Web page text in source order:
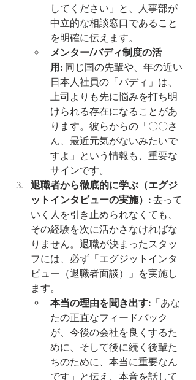
してください」と、人事部が
中立的な相談窓口であること
を明確に伝えます。
メンター/バディ制度の活
用: 同じ国の先輩や、年の近い
日本人社員の「バディ」は、
上司よりも先に悩みを打ち明
けられる存在になることがあ
ります。彼らからの「〇〇さ
ん、最近元気がないみたいで
すよ」という情報も、重要な
サインです。
退職者から徹底的に学ぶ（エグジ
ットインタビューの実施）: 去って
いく人を引き止められなくても、
その経験を次に活かさなければな
りません。退職が決まったスタッ
フには、必ず「エグジットインタ
ビュー（退職者面談）」を実施し
ます。
本当の理由を聞き出す: 「あな
たの正直なフィードバック
が、今後の会社を良くするた
めに、そして後に続く後輩た
ちのために、本当に重要なん
です」と伝え、本音を話して